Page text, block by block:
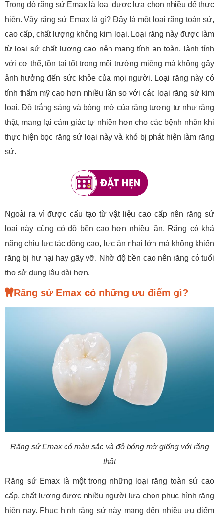
Trong đó răng sứ Emax là loại được lựa chọn nhiều để thực
hiện. Vậy răng sứ Emax là gì? Đây là một loại răng toàn sứ,
cao cấp, chất lượng không kim loại. Loại răng này được làm
từ loại sứ chất lượng cao nên mang tính an toàn, lành tính
với cơ thể, tồn tại tốt trong môi trường miệng mà không gây
ảnh hưởng đến sức khỏe của mọi người. Loại răng này có
tính thẩm mỹ cao hơn nhiều lần so với các loại răng sứ kim
loại. Độ trắng sáng và bóng mờ của răng tương tự như răng
thật, mang lại cảm giác tự nhiên hơn cho các bệnh nhân khi
thực hiện bọc răng sứ loại này và khó bị phát hiện làm răng
sứ.
Ngoài ra vì được cấu tạo từ vật liệu cao cấp nên răng sứ
loại này cũng có độ bền cao hơn nhiều lần. Răng có khả
năng chịu lực tác động cao, lực ăn nhai lớn mà không khiến
răng bị hư hại hay gãy vỡ. Nhờ độ bền cao nên răng có tuổi
thọ sử dụng lâu dài hơn.
Răng sứ Emax có những ưu điểm gì?
Răng sứ Emax có màu sắc và độ bóng mờ giống với răng
thật
Răng sứ Emax là một trong những loại răng toàn sứ cao
cấp, chất lượng được nhiều người lựa chọn phục hình răng
hiện nay. Phục hình răng sứ này mang đến nhiều ưu điểm